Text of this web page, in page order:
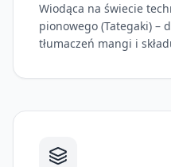
Wiodąca na świecie
pionowego (Tategaki) –
tłumaczeń mangi i